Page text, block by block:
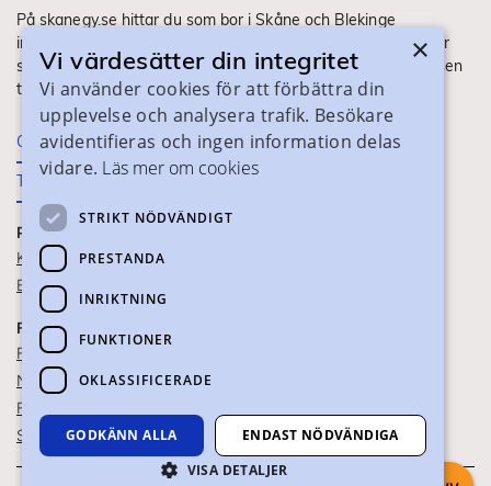
På skanegy.se hittar du som bor i Skåne och Blekinge
information om ditt gymnasieval. Här ser du vilka utbildningar
som finns och hur ansökan och antagning går till. Webbplatsen
tillhandahålls av Skånes Kommuner.
Om webbplatsen
Tillgänglighet
PRAKTISK INFORMATION
Kontaktuppgifter
Blanketter
FÖR SKOLPERSONAL
För SYV
Nationella studievägskoder
För gymnasieskolor
Skolportalen
×
Vi värdesätter din integritet
Vi använder cookies för att förbättra din
upplevelse och analysera trafik. Besökare
avidentifieras och ingen information delas
vidare. Läs mer om cookies
STRIKT NÖDVÄNDIGT
PRESTANDA
INRIKTNING
FUNKTIONER
OKLASSIFICERADE
GODKÄNN ALLA
ENDAST NÖDVÄNDIGA
VISA DETALJER